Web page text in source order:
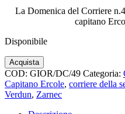
La Domenica del Corriere
capitano
Disponibile
La
Domenica
del
Corriere
Acquista
COD: GIOR/DC/49 Categoria:
Capitano Ercole, corriere della
Verdun, Zarnec